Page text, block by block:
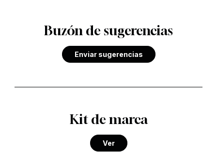
Buzón de sugerencias
Enviar sugerencias
Kit de marca
Ver